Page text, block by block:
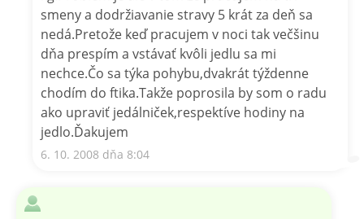
smeny a dodržiavanie stravy 5 krát za deň sa
nedá.Pretože keď pracujem v noci tak večšinu
dňa prespím a vstávať kvôli jedlu sa mi
nechce.Čo sa týka pohybu,dvakrát týždenne
chodím do ftika.Takže poprosila by som o radu
ako upraviť jedálniček,respektíve hodiny na
jedlo.Ďakujem
6. 10. 2008 dňa 8:04